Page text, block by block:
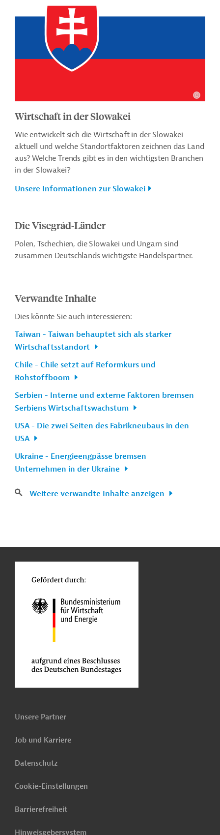
Wirtschaft in der Slowakei
Wie entwickelt sich die Wirtschaft in der Slowakei
aktuell und welche Standortfaktoren zeichnen das Land
aus? Welche Trends gibt es in den wichtigsten Branchen
in der Slowakei?
Unsere Informationen zur Slowakei
Die Visegrád-Länder
Polen, Tschechien, die Slowakei und Ungarn sind
zusammen Deutschlands wichtigste Handelspartner.
Verwandte Inhalte
Dies könnte Sie auch interessieren:
Taiwan - Taiwan behauptet sich als starker
Wirtschaftsstandort
Chile - Chile setzt auf Reformkurs und
Rohstoffboom
Serbien - Interne und externe Faktoren bremsen
Serbiens Wirtschaftswachstum
USA - Die zwei Seiten des Fabrikneubaus in den
USA
Ukraine - Energieengpässe bremsen
Unternehmen in der Ukraine
Weitere verwandte Inhalte anzeigen
Unsere Partner
Job und Karriere
Datenschutz
Cookie-Einstellungen
Barrierefreiheit
Hinweisgebersystem